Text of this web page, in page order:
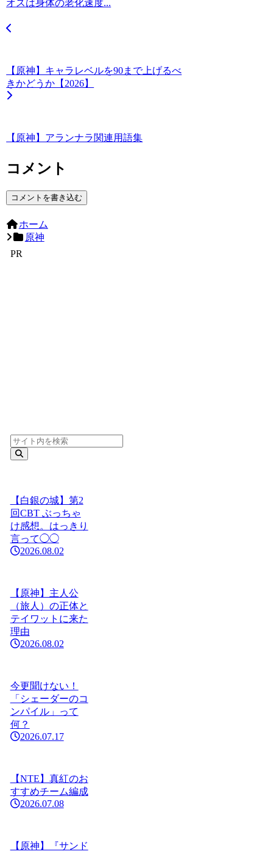
オスは身体の老化速度...
【原神】キャラレベルを90まで上げるべ
きかどうか【2026】
【原神】アランナラ関連用語集
コメント
コメントを書き込む
ホーム
原神
PR
【白銀の城】第2
回CBT ぶっちゃ
け感想。はっきり
言って◯◯
2026.08.02
【原神】主人公
（旅人）の正体と
テイワットに来た
理由
2026.08.02
今更聞けない！
「シェーダーのコ
ンパイル」って
何？
2026.07.17
【NTE】真紅のお
すすめチーム編成
2026.07.08
【原神】『サンド